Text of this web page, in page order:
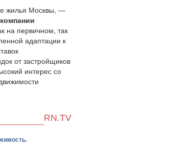
жилья Москвы, —
на первичном, так
адаптации к
от застройщиков
интерес со
RN.TV